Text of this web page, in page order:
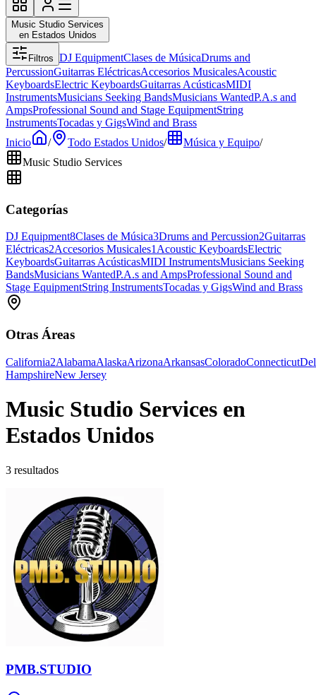
Music Studio Services
en Estados Unidos
Filtros DJ EquipmentClases de MúsicaDrums and
PercussionGuitarras EléctricasAccesorios MusicalesAcoustic
KeyboardsElectric KeyboardsGuitarras AcústicasMIDI
InstrumentsMusicians Seeking BandsMusicians WantedP.A.s and
AmpsProfessional Sound and Stage EquipmentString
InstrumentsTocadas y GigsWind and Brass
Inicio
/ Todo Estados Unidos/ Música y Equipo/
Music Studio Services
Categorías
DJ Equipment8Clases de Música3Drums and Percussion2Guitarras
Eléctricas2Accesorios Musicales1Acoustic KeyboardsElectric
KeyboardsGuitarras AcústicasMIDI InstrumentsMusicians Seeking
BandsMusicians WantedP.A.s and AmpsProfessional Sound and
Stage EquipmentString InstrumentsTocadas y GigsWind and Brass
Otras Áreas
California2AlabamaAlaskaArizonaArkansasColoradoConnecticut
HampshireNew Jersey
Music Studio Services en
Estados Unidos
3 resultados
PMB.STUDIO